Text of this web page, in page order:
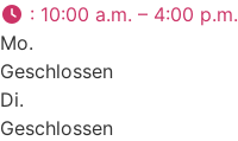
: 10:00 a.m. – 4:00 p.m.
Mo.
Geschlossen
Di.
Geschlossen